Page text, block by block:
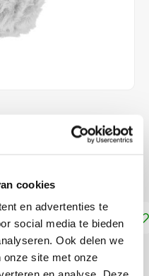
cookies
en advertenties te
social media te bieden
Ook delen we
onze site met onze
Lees meer
aan winkelwagen